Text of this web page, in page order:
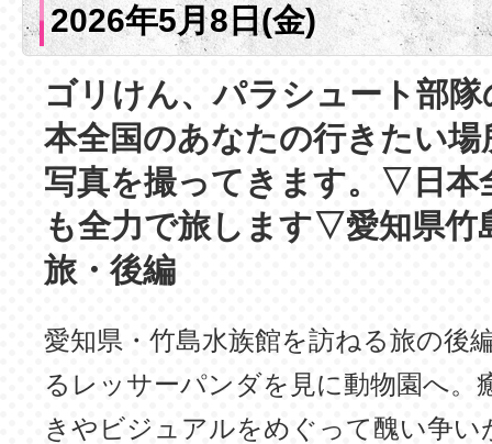
2026年5月8日(金)
ゴリけん、パラシュート部
本全国のあなたの行きたい場
写真を撮ってきます。▽日本
も全力で旅します▽愛知県竹
旅・後編
愛知県・竹島水族館を訪ねる旅の後
るレッサーパンダを見に動物園へ。
きやビジュアルをめぐって醜い争い